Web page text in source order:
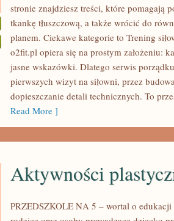
TRENING
FUNKCJONALNY
MOBILITY
stronie znajdziesz treści, które pomagają
tkankę tłuszczową, a także wrócić do
planem. Ciekawe kategorie to Trening
o2fit.pl opiera się na prostym założeniu:
jasne wskazówki. Dlatego serwis
pierwszych wizyt na siłowni, przez
dopieszczanie detali technicznych. To
Read More ]
Aktywności
PRZEDSZKOLE NA 5 – wortal o